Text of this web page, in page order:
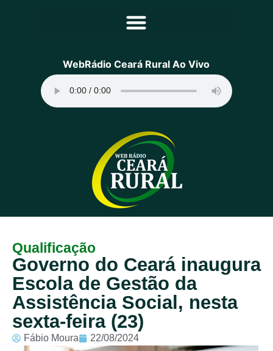
Principal
Programação
Equipe
Contato
Sobre
WebRádio Ceará Rural Ao Vivo
Qualificação
Governo do Ceará inaugura
Escola de Gestão da
Assistência Social, nesta
sexta-feira (23)
Fábio Moura 22/08/2024